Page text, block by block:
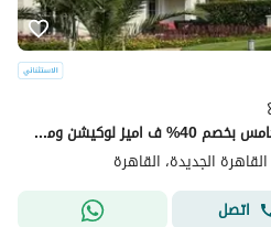
استلام سنتين في قلب التجمع الخامس بخصم 40% ف اميز لوكيشن ومتاح تقسيط لحد 8 سنين
الجديدة، القاهرة
اتصل